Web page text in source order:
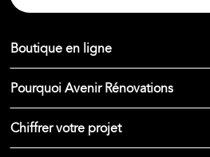
Boutique en ligne
Pourquoi Avenir Rénovations
Chiffrer votre projet